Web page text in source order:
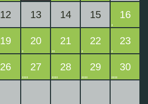
12 13 14 15 16
19 20 21 22 23
26 27 28 29 30